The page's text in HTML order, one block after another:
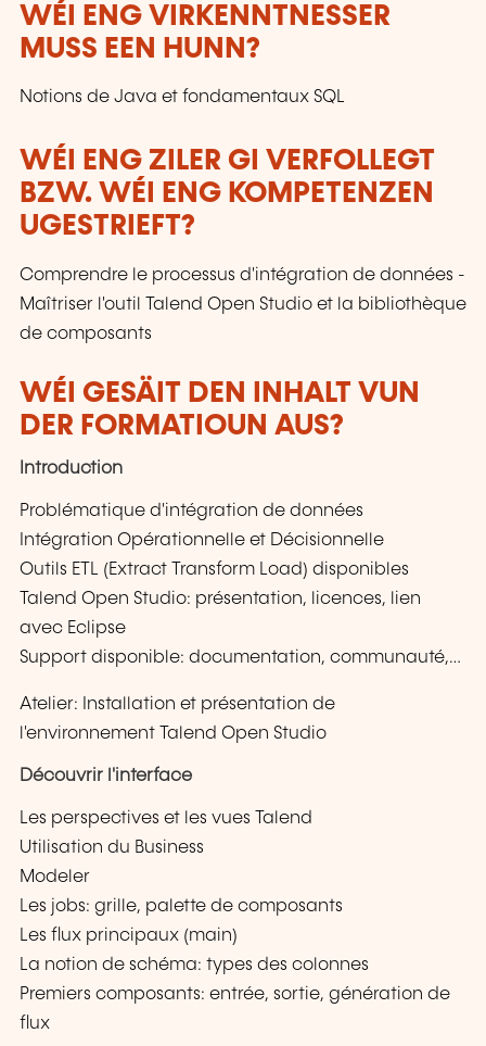
WÉI ENG VIRKENNTNESSER
MUSS EEN HUNN?
Notions de Java et fondamentaux SQL
WÉI ENG ZILER GI VERFOLLEGT
BZW. WÉI ENG KOMPETENZEN
UGESTRIEFT?
Comprendre le processus d'intégration de données -
Maîtriser l'outil Talend Open Studio et la bibliothèque
de composants
WÉI GESÄIT DEN INHALT VUN
DER FORMATIOUN AUS?
Introduction
Problématique d'intégration de données
Intégration Opérationnelle et Décisionnelle
Outils ETL (Extract Transform Load) disponibles
Talend Open Studio: présentation, licences, lien
avec Eclipse
Support disponible: documentation, communauté,…
Atelier: Installation et présentation de
l'environnement Talend Open Studio
Découvrir l'interface
Les perspectives et les vues Talend
Utilisation du Business
Modeler
Les jobs: grille, palette de composants
Les flux principaux (main)
La notion de schéma: types des colonnes
Premiers composants: entrée, sortie, génération de
flux